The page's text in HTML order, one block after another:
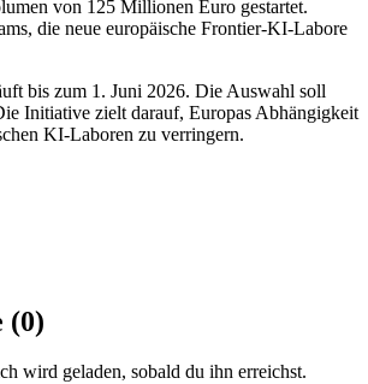
von 125 Millionen Euro gestartet.
die neue europäische Frontier-KI-Labore
bis zum 1. Juni 2026. Die Auswahl soll
Initiative zielt darauf, Europas Abhängigkeit
KI-Laboren zu verringern.
(0)
wird geladen, sobald du ihn erreichst.